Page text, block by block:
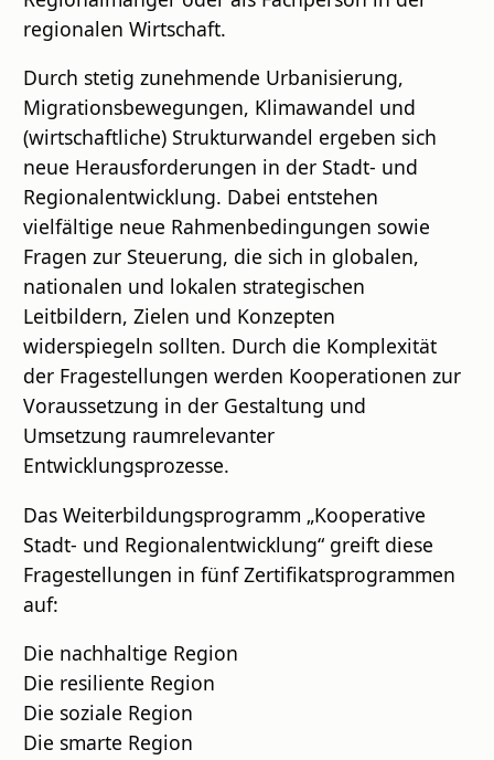
regionalen Wirtschaft.
Durch stetig zunehmende Urbanisierung,
Migrationsbewegungen, Klimawandel und
(wirtschaftliche) Strukturwandel ergeben sich
neue Herausforderungen in der Stadt- und
Regionalentwicklung. Dabei entstehen
vielfältige neue Rahmenbedingungen sowie
Fragen zur Steuerung, die sich in globalen,
nationalen und lokalen strategischen
Leitbildern, Zielen und Konzepten
widerspiegeln sollten. Durch die Komplexität
der Fragestellungen werden Kooperationen zur
Voraussetzung in der Gestaltung und
Umsetzung raumrelevanter
Entwicklungsprozesse.
Das Weiterbildungsprogramm „Kooperative
Stadt- und Regionalentwicklung“ greift diese
Fragestellungen in fünf Zertifikatsprogrammen
auf:
Die nachhaltige Region
Die resiliente Region
Die soziale Region
Die smarte Region